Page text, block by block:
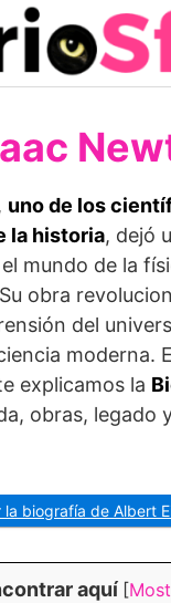
uno de los
la historia, dejó
mundo de la
obra
del
moderna.
explicamos la
obras, legado
la biografía de Albert
aquí [